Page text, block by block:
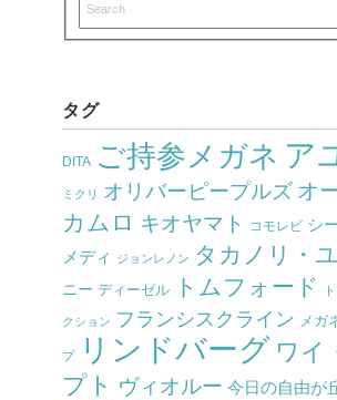
タグ
DITA ご持参メガネ ア
ミクリ オリバーピープルズ オ
カムロ キオヤマト コモレビ シ
メディ
ジョンレノン タカノリ・
ニー ディーゼル トムフォード
クション フランシスクライン メガ
プ リンドバーグ ワイ
プト ヴィオルー 今日の自由が